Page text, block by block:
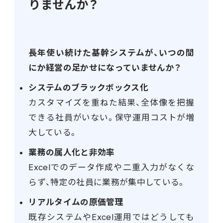
りませんか？
長年使い続けた基幹システムが、いつの間
にか経営の足かせになっていませんか？
システムのブラックボックス化
カスタマイズを重ねた結果、全体像を把握
できる社員がいない。保守運用コストが増
大している。
業務の属人化と非効率
Excelでのデータ作成や二重入力がなくな
らず、特定の社員に業務が集中している。
リアルタイムの原価管理
既存システムやExcel運用ではどうしても